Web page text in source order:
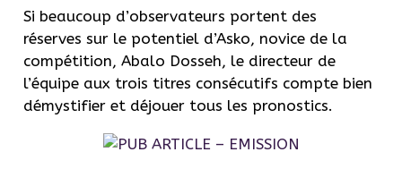
Si beaucoup d’observateurs portent des
réserves sur le potentiel d’Asko, novice de la
compétition, Abalo Dosseh, le directeur de
l’équipe aux trois titres consécutifs compte bien
démystifier et déjouer tous les pronostics.